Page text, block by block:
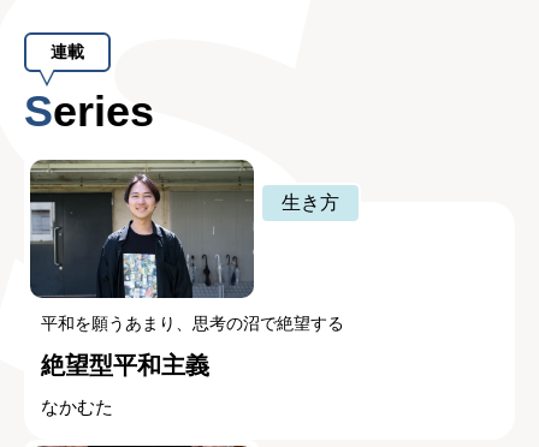
連載
Series
生き方
平和を願うあまり、思考の沼で絶望する
絶望型平和主義
なかむた